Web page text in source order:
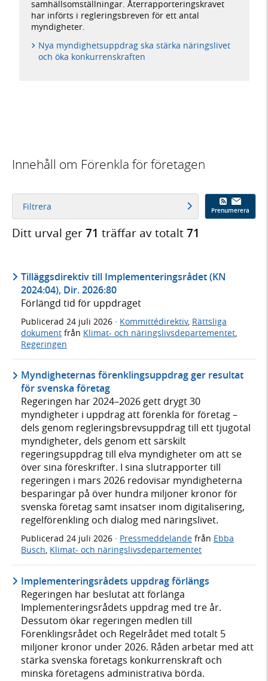
samhällsomställningar. Återrapporteringskravet
har införts i regleringsbreven för ett antal
myndigheter.
Nya myndighetsuppdrag ska stärka näringslivet
och öka konkurrenskraften
Innehåll om Förenkla för företagen
Filtrera Prenumerera
Ditt urval ger71 träffar av totalt71
Tilläggsdirektiv till Implementeringsrådet (KN
2024:04), Dir. 2026:80
Förlängd tid för uppdraget
Publicerad 24 juli 2026 · Kommittédirektiv, Rättsliga
dokument från Klimat- och näringslivsdepartementet
Regeringen
Myndigheternas förenklingsuppdrag ger resultat
för svenska företag
Regeringen har 2024–2026 gett drygt 30
myndigheter i uppdrag att förenkla för företag –
dels genom regleringsbrevsuppdrag till ett tjugotal
myndigheter, dels genom ett särskilt
regeringsuppdrag till elva myndigheter om att se
över sina föreskrifter. I sina slutrapporter till
regeringen i mars 2026 redovisar myndigheterna
besparingar på över hundra miljoner kronor för
svenska företag samt insatser inom digitalisering,
regelförenkling och dialog med näringslivet.
Publicerad 24 juli 2026 · Pressmeddelande från Ebba
Busch, Klimat- och näringslivsdepartementet
Implementeringsrådets uppdrag förlängs
Regeringen har beslutat att förlänga
Implementeringsrådets uppdrag med tre år.
Dessutom ökar regeringen medlen till
Förenklingsrådet och Regelrådet med totalt 5
miljoner kronor under 2026. Råden arbetar med att
stärka svenska företags konkurrenskraft och
minska företagens administrativa börda.